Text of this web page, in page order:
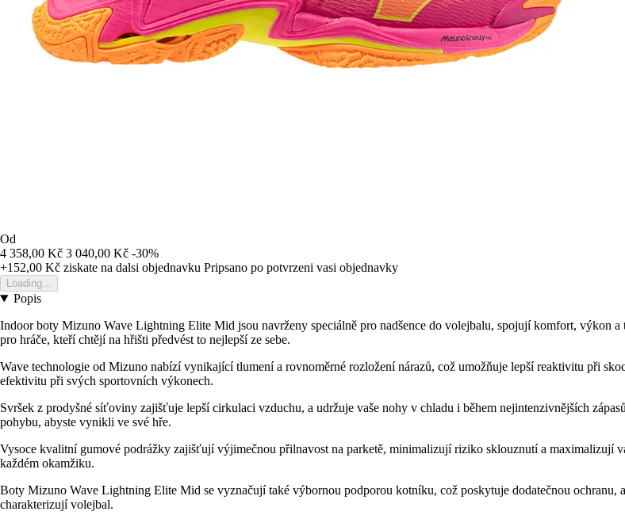
Od
4 358,00 Kč 3 040,00 Kč -30%
+152,00 Kč ziskate na dalsi objednavku Pripsano po potvrzeni vasi objednavky
Loading...
Popis
Indoor boty Mizuno Wave Lightning Elite Mid jsou navrženy speciálně pro nadšence do volejbalu, spojují komfort, výkon
pro hráče, kteří chtějí na hřišti předvést to nejlepší ze sebe.
Wave technologie od Mizuno nabízí vynikající tlumení a rovnoměrné rozložení nárazů, což umožňuje lepší reaktivitu při
efektivitu při svých sportovních výkonech.
Svršek z prodyšné síťoviny zajišťuje lepší cirkulaci vzduchu, a udržuje vaše nohy v chladu i během nejintenzivnějších
pohybu, abyste vynikli ve své hře.
Vysoce kvalitní gumové podrážky zajišťují výjimečnou přilnavost na parketě, minimalizují riziko sklouznutí a maximalizují
každém okamžiku.
Boty Mizuno Wave Lightning Elite Mid se vyznačují také výbornou podporou kotníku, což poskytuje dodatečnou
charakterizují volejbal.